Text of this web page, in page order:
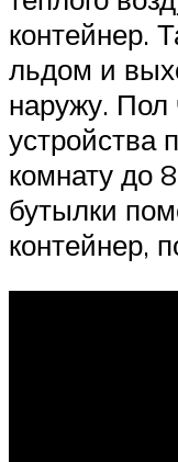
контейнер.
льдом и
наружу. Пол
устройства
комнату до
бутылки
контейнер,